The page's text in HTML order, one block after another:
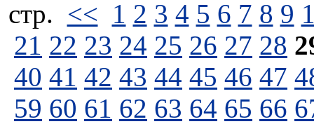
стp. << 1 2 3 4 5 6 7 8 9
21 22 23 24 25 26 27 28
40 41 42 43 44 45 46 47
59 60 61 62 63 64 65 66